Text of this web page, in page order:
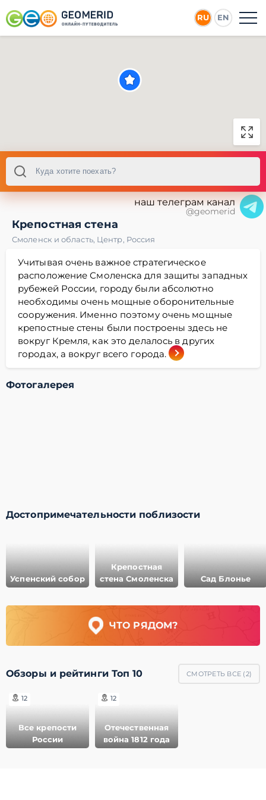
RU EN
наш телеграм канал
@geomerid
Крепостная стена
Смоленск и область, Центр, Россия
Учитывая очень важное стратегическое
расположение Смоленска для защиты западных
рубежей России, городу были абсолютно
необходимы очень мощные оборонительные
сооружения. Именно поэтому очень мощные
крепостные стены были построены здесь не
вокруг Кремля, как это делалось в других
городах, а вокруг всего города.
Фотогалерея
Достопримечательности поблизости
Успенский собор
Крепостная
стена Смоленска
Сад Блонье
ЧТО РЯДОМ?
Обзоры и рейтинги Топ 10 СМОТРЕТЬ ВСЕ (2)
12
Все крепости
России
12
Отечественная
война 1812 года